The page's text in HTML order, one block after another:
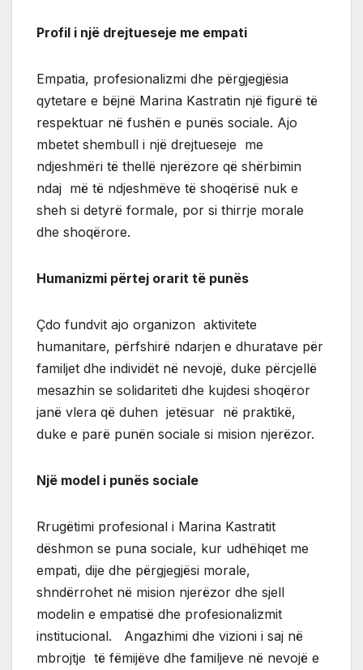
Profil i një drejtueseje me empati
Empatia, profesionalizmi dhe përgjegjësia
qytetare e bëjnë Marina Kastratin një figurë të
respektuar në fushën e punës sociale. Ajo
mbetet shembull i një drejtueseje me
ndjeshmëri të thellë njerëzore që shërbimin
ndaj më të ndjeshmëve të shoqërisë nuk e
sheh si detyrë formale, por si thirrje morale
dhe shoqërore.
Humanizmi përtej orarit të punës
Çdo fundvit ajo organizon aktivitete
humanitare, përfshirë ndarjen e dhuratave për
familjet dhe individët në nevojë, duke përcjellë
mesazhin se solidariteti dhe kujdesi shoqëror
janë vlera që duhen jetësuar në praktikë,
duke e parë punën sociale si mision njerëzor.
Një model i punës sociale
Rrugëtimi profesional i Marina Kastratit
dëshmon se puna sociale, kur udhëhiqet me
empati, dije dhe përgjegjësi morale,
shndërrohet në mision njerëzor dhe sjell
modelin e empatisë dhe profesionalizmit
institucional. Angazhimi dhe vizioni i saj në
mbrojtje të fëmijëve dhe familjeve në nevojë e